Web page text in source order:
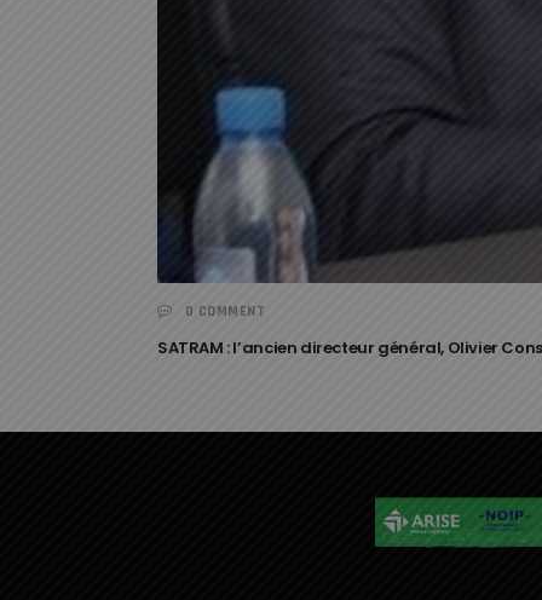
0 COMMENT
SATRAM : l’ancien directeur général, Olivier